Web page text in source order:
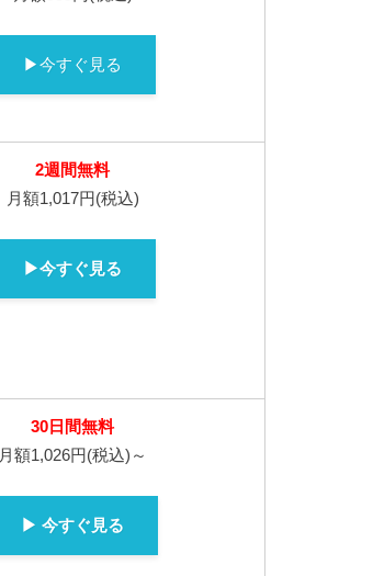
▶今すぐ見る
2週間無料
月額1,017円(税込)
▶今すぐ見る
30日間無料
月額1,026円(税込)～
▶ 今すぐ見る